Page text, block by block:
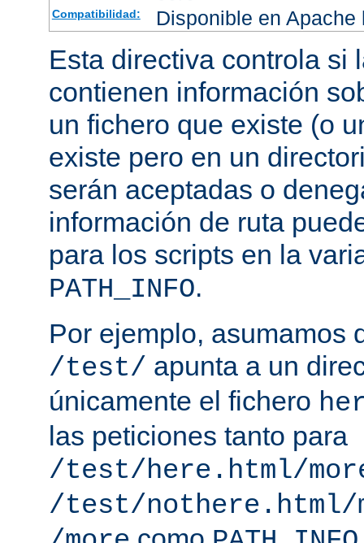
Compatibilidad: Disponible en
Esta directiva controla si
contienen información
un fichero que existe (o
existe pero en un
serán aceptadas o
información de ruta
para los scripts en la
PATH_INFO.
Por ejemplo, asumamos
/test/ apunta a un
únicamente el fichero
las peticiones tanto para
/test/here.html/
/test/nothere.html/